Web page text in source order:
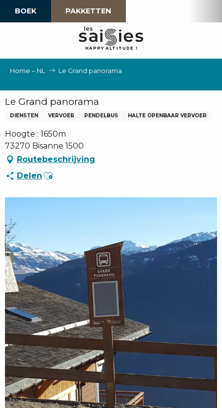
BOEK PAKKETTEN
HAPPY ALTI TU D E !
Home – NL Le Grand panorama
Le Grand panorama
DIENSTEN VERVOER PENDELBUS HALTE OPENBAAR VERVOER
Hoogte : 1650m
73270 Bisanne 1500
Routebeschrijving
Delen Ajouter aux favoris